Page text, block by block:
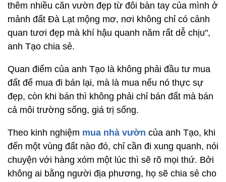
thêm nhiều căn vườn đẹp từ đôi bàn tay của mình ở
mảnh đất Đà Lạt mộng mơ, nơi không chỉ có cảnh
quan tươi đẹp mà khí hậu quanh năm rất dễ chịu",
anh Tạo chia sẻ.
Quan điểm của anh Tạo là không phải đầu tư mua
đất để mua đi bán lại, mà là mua nếu nó thực sự
đẹp, còn khi bán thì không phải chỉ bán đất mà bán
cả môi trường sống, giá trị sống.
Theo kinh nghiệm mua nhà vườn của anh Tạo, khi
đến một vùng đất nào đó, chỉ cần đi xung quanh, nói
chuyện với hàng xóm một lúc thì sẽ rõ mọi thứ. Bởi
không ai bằng người địa phương, họ sẽ chia sẻ cho